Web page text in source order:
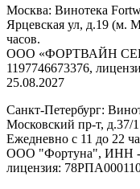
Москва: Винотека
Ярцевская ул, д.19 (м.
часов.
ООО «ФОРТВАЙН
1197746673376,
25.08.2027
Санкт-Петербург:
Московский пр-т, д.37/
Ежедневно с 11 до 22
ООО "Фортуна", ИНН -
лицензия: